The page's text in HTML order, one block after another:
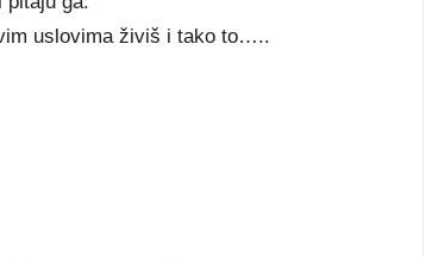
uslovima živiš i tako to…..